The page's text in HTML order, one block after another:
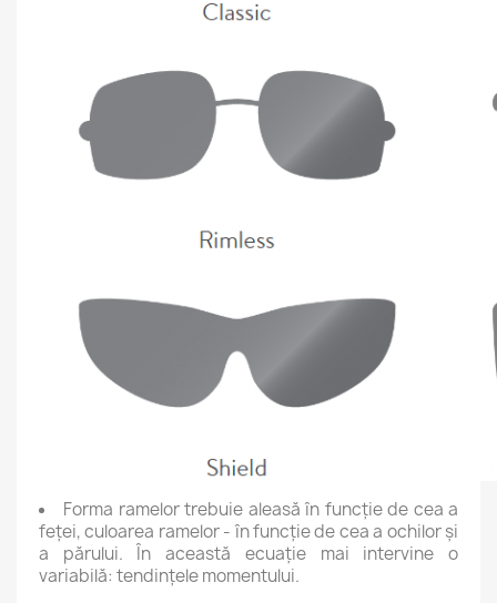
Forma ramelor trebuie aleasă în funcție de cea a
feței, culoarea ramelor - în funcție de cea a ochilor și
a părului. În această ecuație mai intervine o
variabilă: tendințele momentului.